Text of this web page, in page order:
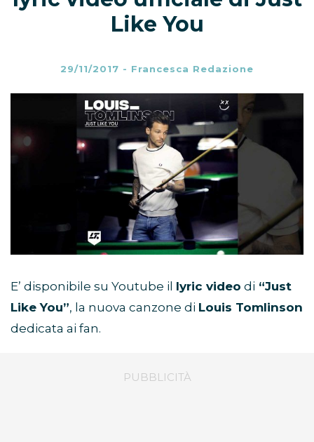
Like You
29/11/2017 - Francesca Redazione
E’ disponibile su Youtube il lyric video di “Just
Like You”, la nuova canzone di Louis Tomlinson
dedicata ai fan.